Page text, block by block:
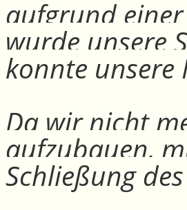
aufgrund
wurde unsere
konnte
Da wir nicht
aufzubauen,
Schließung